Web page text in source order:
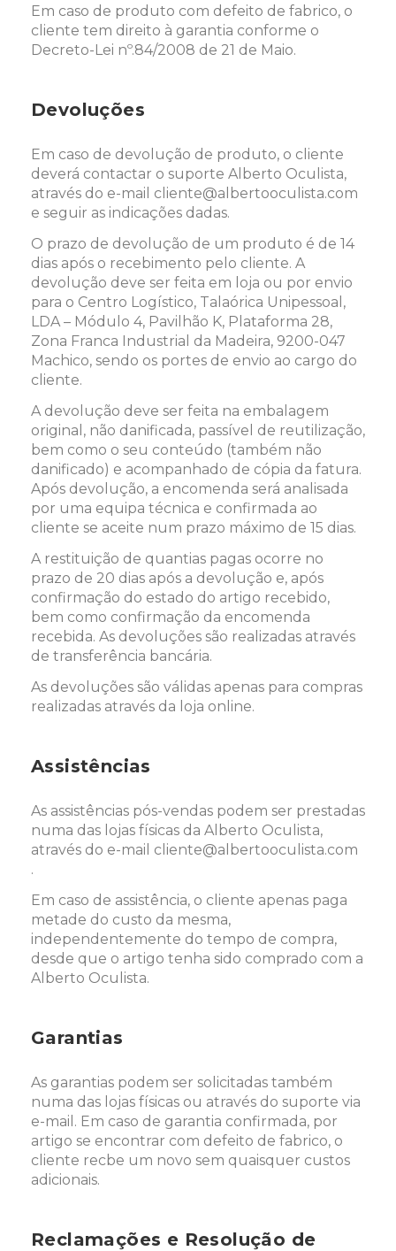
Em caso de produto com defeito de fabrico, o
cliente tem direito à garantia conforme o
Decreto-Lei nº.84/2008 de 21 de Maio.
Devoluções
Em caso de devolução de produto, o cliente
deverá contactar o suporte Alberto Oculista,
através do e-mail cliente@albertooculista.com
e seguir as indicações dadas.
O prazo de devolução de um produto é de 14
dias após o recebimento pelo cliente. A
devolução deve ser feita em loja ou por envio
para o Centro Logístico, Talaórica Unipessoal,
LDA – Módulo 4, Pavilhão K, Plataforma 28,
Zona Franca Industrial da Madeira, 9200-047
Machico, sendo os portes de envio ao cargo do
cliente.
A devolução deve ser feita na embalagem
original, não danificada, passível de reutilização,
bem como o seu conteúdo (também não
danificado) e acompanhado de cópia da fatura.
Após devolução, a encomenda será analisada
por uma equipa técnica e confirmada ao
cliente se aceite num prazo máximo de 15 dias.
A restituição de quantias pagas ocorre no
prazo de 20 dias após a devolução e, após
confirmação do estado do artigo recebido,
bem como confirmação da encomenda
recebida. As devoluções são realizadas através
de transferência bancária.
As devoluções são válidas apenas para compras
realizadas através da loja online.
Assistências
As assistências pós-vendas podem ser prestadas
numa das lojas físicas da Alberto Oculista,
através do e-mail cliente@albertooculista.com
.
Em caso de assistência, o cliente apenas paga
metade do custo da mesma,
independentemente do tempo de compra,
desde que o artigo tenha sido comprado com a
Alberto Oculista.
Garantias
As garantias podem ser solicitadas também
numa das lojas físicas ou através do suporte via
e-mail. Em caso de garantia confirmada, por
artigo se encontrar com defeito de fabrico, o
cliente recbe um novo sem quaisquer custos
adicionais.
Reclamações e Resolução de